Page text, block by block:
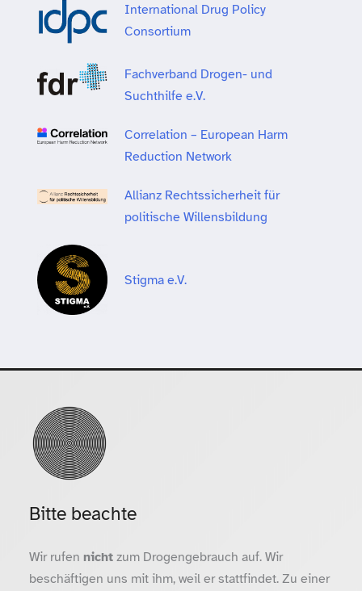
International Drug Policy
Consortium
Fachverband Drogen- und
Suchthilfe e.V.
Correlation – European Harm
Reduction Network
Allianz Rechtssicherheit für
politische Willensbildung
Stigma e.V.
Bitte beachte
Wir rufen nichtzum Drogengebrauch auf. Wir
beschäftigen uns mit ihm, weil er stattfindet. Zu einer